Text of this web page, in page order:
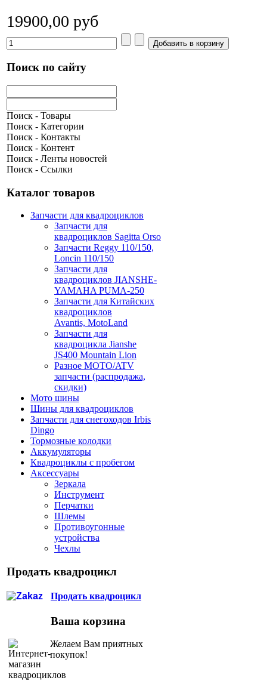
19900,00 руб
Поиск по сайту
Поиск - Товары
Поиск - Категории
Поиск - Контакты
Поиск - Контент
Поиск - Ленты новостей
Поиск - Ссылки
Каталог товаров
Запчасти для квадроциклов
Запчасти для
квадроциклов Sagitta Orso
Запчасти Reggy 110/150,
Loncin 110/150
Запчасти для
квадроциклов JIANSHE-
YAMAHA PUMA-250
Запчасти для Китайских
квадроциклов
Avantis, MotoLand
Запчасти для
квадроцикла Jianshe
JS400 Mountain Lion
Разное МОТО/ATV
запчасти (распродажа,
скидки)
Мото шины
Шины для квадроциклов
Запчасти для снегоходов Irbis
Dingo
Тормозные колодки
Аккумуляторы
Квадроциклы с пробегом
Аксессуары
Зеркала
Инструмент
Перчатки
Шлемы
Противоугонные
устройства
Чехлы
Продать квадроцикл
Продать квадроцикл
Ваша корзина
Желаем Вам приятных
покупок!